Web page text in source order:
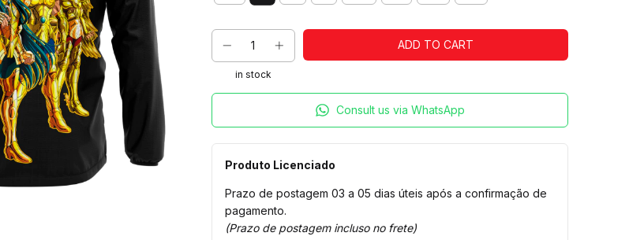
in stock
Consult us via WhatsApp
Produto Licenciado
Prazo de postagem 03 a 05 dias úteis após a confirmação de
pagamento.
(Prazo de postagem incluso no frete)